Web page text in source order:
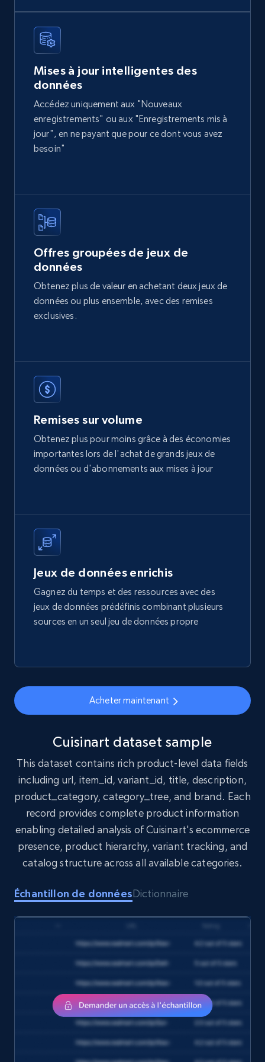
2.1K+
Home Depot US
URL, Domain, Country code, Model number,
Sku, Product id, Product name, Manufacturer,
and more.
2.1K+
Etsy
URL, Product id, Listing inventory id, Title, Rating,
Reviews count shop, Reviews count item, Initial
price, and more.
1.9K+
Amazon best seller products
Title, Seller name, Brand, Description, Initial
price, Final price, Final price high, Currency, and
eCommerce
1.7K+
Amazon products search
1.6K+ 181+ Buy Now
URL, Product id, Title, Product description,
Rating, Reviews count, Initial price, Discount,
and more.
eCommerce
Amazon Walmart
URL, Title amazon, Seller name amazon, Brand
amazon, Currency amazon, Availability amazon,
and more.
Mises à jour intelligentes des
données
Accédez uniquement aux "Nouveaux
enregistrements" ou aux "Enregistrements mis à
jour", en ne payant que pour ce dont vous avez
besoin"
Offres groupées de jeux de
données
Obtenez plus de valeur en achetant deux jeux de
données ou plus ensemble, avec des remises
exclusives.
Remises sur volume
Obtenez plus pour moins grâce à des économies
importantes lors de l'achat de grands jeux de
données ou d'abonnements aux mises à jour
Jeux de données enrichis
Gagnez du temps et des ressources avec des
jeux de données prédéfinis combinant plusieurs
sources en un seul jeu de données propre
Acheter maintenant
Cuisinart dataset sample
This dataset contains rich product-level data fields
including url, item_id, variant_id, title, description,
product_category, category_tree, and brand. Each
record provides complete product information
enabling detailed analysis of Cuisinart's ecommerce
presence, product hierarchy, variant tracking, and
catalog structure across all available categories.
Échantillon de donnéesDictionnaire